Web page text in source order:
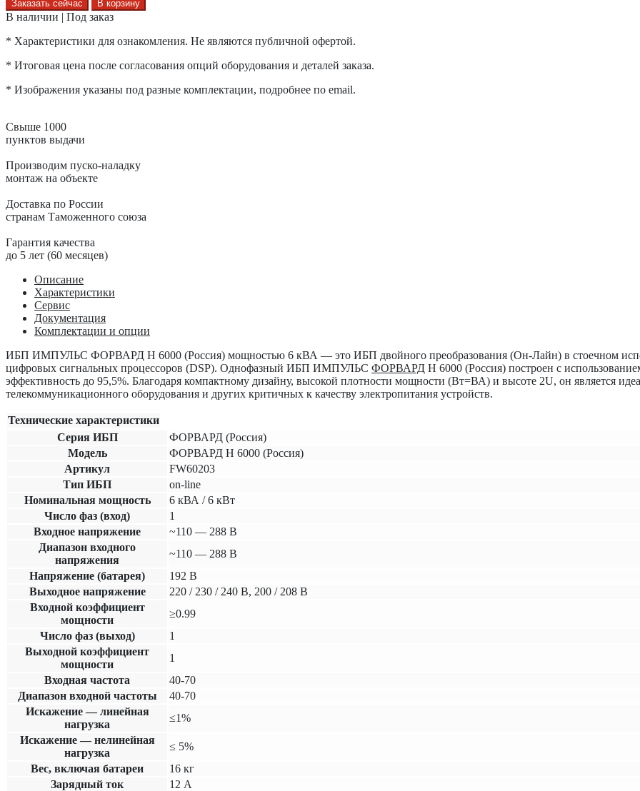
Заказать сейчас В корзину
В наличии | Под заказ
* Характеристики для ознакомления. Не являются публичной офертой.
* Итоговая цена после согласования опций оборудования и деталей заказа.
* Изображения указаны под разные комплектации, подробнее по email.
Свыше 1000
пунктов выдачи
Производим пуско-наладку
монтаж на объекте
Доставка по России
странам Таможенного союза
Гарантия качества
до 5 лет (60 месяцев)
Описание
Характеристики
Сервис
Документация
Комплектации и опции
ИБП ИМПУЛЬС ФОРВАРД Н 6000 (Россия) мощностью 6 кВА — это ИБП двойного преобразования (Он-Лайн) в стоечном
цифровых сигнальных процессоров (DSP). Однофазный ИБП ИМПУЛЬС ФОРВАРД Н 6000 (Россия) построен с
эффективность до 95,5%. Благодаря компактному дизайну, высокой плотности мощности (Вт=ВА) и высоте 2U, он является
телекоммуникационного оборудования и других критичных к качеству электропитания устройств.
Технические характеристики
Серия ИБП
ФОРВАРД (Россия)
Модель
ФОРВАРД Н 6000 (Россия)
Артикул
FW60203
Тип ИБП
on-line
Номинальная мощность
6 кВА / 6 кВт
Число фаз (вход)
1
Входное напряжение
~110 — 288 В
Диапазон входного
напряжения
~110 — 288 В
Напряжение (батарея)
192 В
Выходное напряжение
220 / 230 / 240 В, 200 / 208 В
Входной коэффициент
мощности
≥0.99
Число фаз (выход)
1
Выходной коэффициент
мощности
1
Входная частота
40-70
Диапазон входной частоты
40-70
Искажение — линейная
нагрузка
≤1%
Искажение — нелинейная
нагрузка
≤ 5%
Вес, включая батареи
16 кг
Зарядный ток
12 А